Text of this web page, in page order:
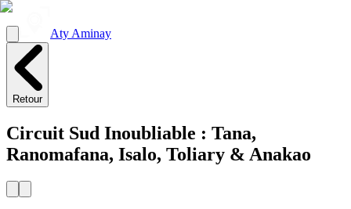
Aty Aminay
Retour
Circuit Sud Inoubliable : Tana,
Ranomafana, Isalo, Toliary & Anakao